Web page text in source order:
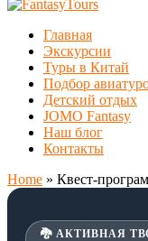
Главная
Экскурсии
Туры в Китай
Подбор
Детский отдых
JOMO Fantasy
Наш блог
Контакты
Home » Квест-
🐉 АКТИВНАЯ